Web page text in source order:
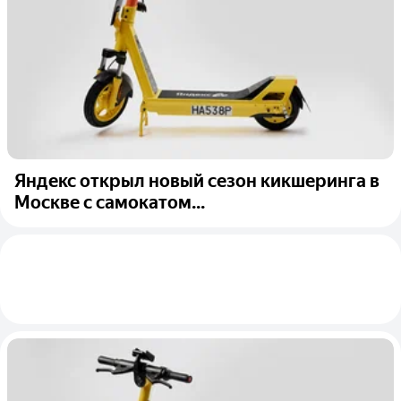
Яндекс открыл новый сезон кикшеринга в
Москве с самокатом...